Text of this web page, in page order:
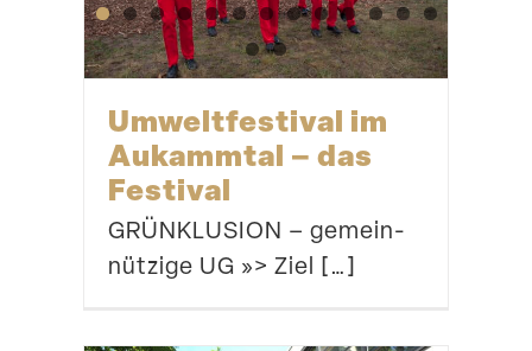
Umwelt­fes­tival im
Aukammtal – das
Festival
GRÜNKLUSION – gemein­
nützige UG »> Ziel […]